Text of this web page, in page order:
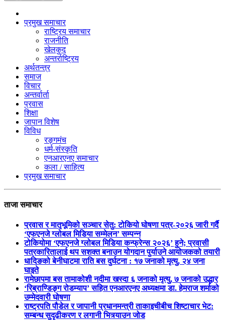
प्रमुख समाचार
राष्ट्रिय समाचार
राजनीति
खेलकुद
अन्तर्राष्ट्रिय
अर्थतन्त्र
समाज
विचार
अन्तर्वार्ता
प्रवास
शिक्षा
जापान विशेष
विविध
रङ्गमंच
धर्म-संस्कृति
एनआरएनए समाचार
कला / साहित्य
प्रमुख समाचार
ताजा समाचार
प्रवास र मातृभूमिको सञ्चार सेतु: टोकियो घोषणा पत्र-२०२६ जारी गर्दै
‘एफएनजे ग्लोबल मिडिया सम्मेलन’ सम्पन्न
टोकियोमा ‘एफएनजे ग्लोबल मिडिया कन्फ्रेन्स २०२६’ हुने; प्रवासी
पत्रकारितालाई थप सशक्त बनाउन योगदान पुर्याउने आयोजकको तयारी
धादिङको बेनीघाटमा राति बस दुर्घटना : १७ जनाको मृत्यु, २४ जना
घाइते
रामेछापमा बस तामाकोशी नदीमा खस्दा ६ जनाको मृत्यु, ७ जनाको उद्धार
‘रिब्राण्डिङ्ग रोडम्याप’ सहित एनआरएनए अध्यक्षमा डा. हेमराज शर्माको
उम्मेदवारी घोषणा
राष्ट्रपति पौडेल र जापानी प्रधानमन्त्री ताकाइचीबीच शिष्टाचार भेट:
सम्बन्ध सुदृढीकरण र लगानी भित्र्याउन जोड